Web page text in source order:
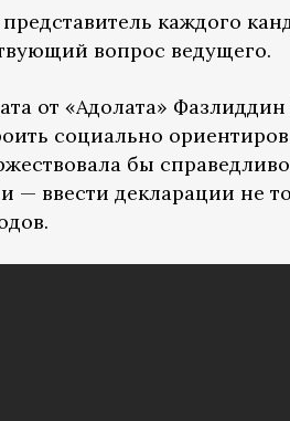
каждого
вопрос ведущего.
от «Адолата»
социально
бы
— ввести декларации не